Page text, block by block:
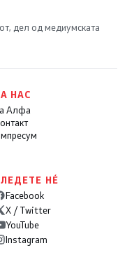
дел од медиумската
НАС
Алфа
НÉ
Facebook
X / Twitter
YouTube
Instagram